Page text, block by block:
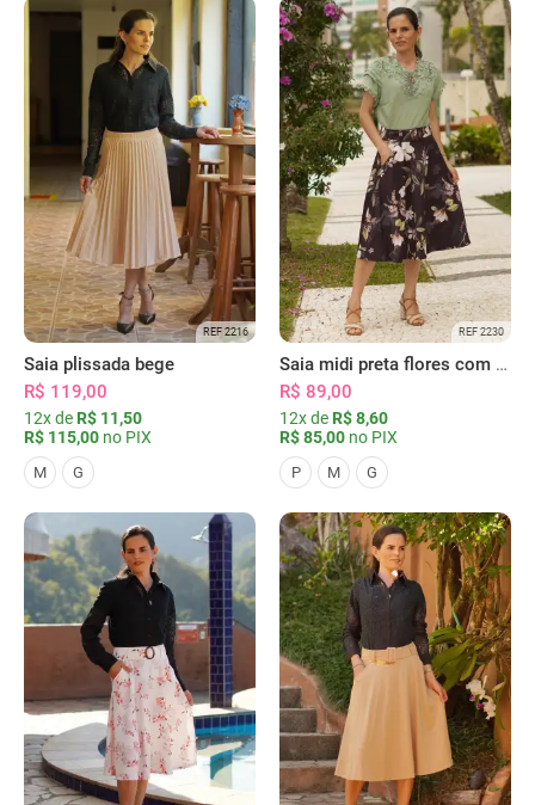
REF 2216
Saia plissada bege
R$ 119,00
12x de R$ 11,50
R$ 115,00 no PIX
M G
REF 2230
Saia midi preta flores com bolsos
R$ 89,00
12x de R$ 8,60
R$ 85,00 no PIX
P M G